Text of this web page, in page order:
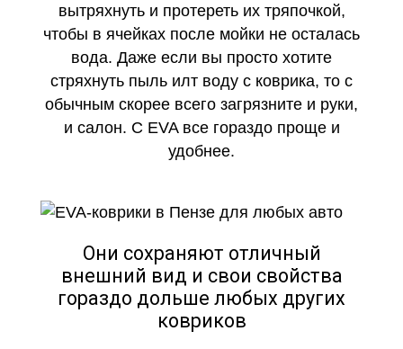
вытряхнуть и протереть их тряпочкой,
чтобы в ячейках после мойки не осталась
вода. Даже если вы просто хотите
стряхнуть пыль илт воду с коврика, то с
обычным скорее всего загрязните и руки,
и салон. С EVA все гораздо проще и
удобнее.
Они сохраняют отличный
внешний вид и свои свойства
гораздо дольше любых других
ковриков